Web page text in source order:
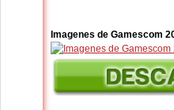
Imagenes de Gamescom